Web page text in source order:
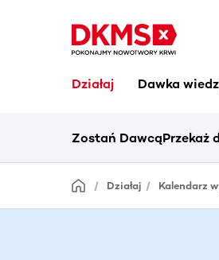
Działaj Dawka
Zostań DawcąPrzekaż
Działaj Kalendarz